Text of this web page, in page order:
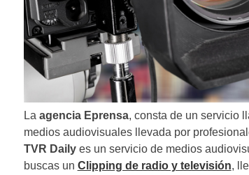
La agencia Eprensa, consta de un servicio
medios audiovisuales llevada por
TVR Dailyes un servicio de medios
buscas un Clipping de radio y televisión,